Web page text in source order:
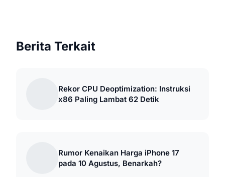
Berita Terkait
Rekor CPU Deoptimization: Instruksi
x86 Paling Lambat 62 Detik
Rumor Kenaikan Harga iPhone 17
pada 10 Agustus, Benarkah?